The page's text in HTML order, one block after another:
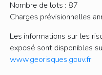
Nombre de lots : 87
Charges prévisionnelles
Les informations sur les
exposé sont disponibles
www.georisques.gouv.fr